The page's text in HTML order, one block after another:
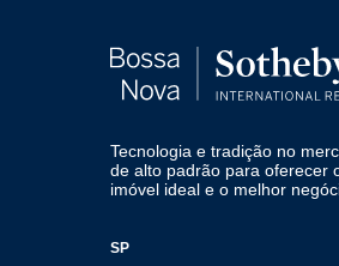
Tecnologia e tradição no
de alto padrão para oferecer
imóvel ideal e o melhor
SP